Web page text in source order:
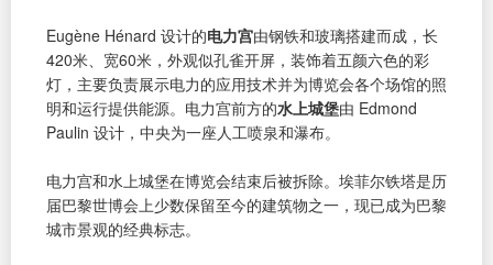
Eugène Hénard 设计的电力宫由钢铁和玻璃搭建而成，长
420米、宽60米，外观似孔雀开屏，装饰着五颜六色的彩
灯，主要负责展示电力的应用技术并为博览会各个场馆的照
明和运行提供能源。电力宫前方的水上城堡由 Edmond
Paulin 设计，中央为一座人工喷泉和瀑布。
电力宫和水上城堡在博览会结束后被拆除。埃菲尔铁塔是历
届巴黎世博会上少数保留至今的建筑物之一，现已成为巴黎
城市景观的经典标志。